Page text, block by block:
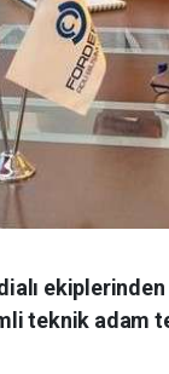
teknik adam